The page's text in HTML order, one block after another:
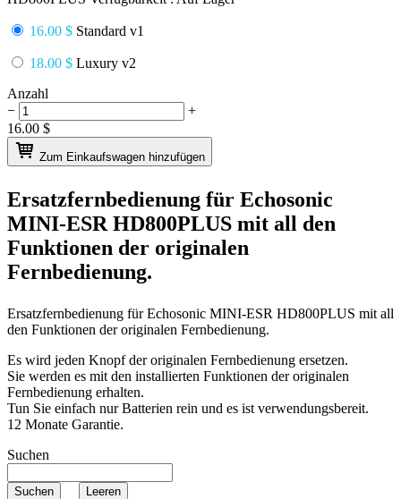
16.00 $ Standard v1
18.00 $ Luxury v2
Anzahl
−
+
16.00 $
Zum Einkaufswagen hinzufügen
Ersatzfernbedienung für Echosonic
MINI-ESR HD800PLUS mit all den
Funktionen der originalen
Fernbedienung.
Ersatzfernbedienung fürEchosonic MINI-ESR HD800PLUS mit all
den Funktionen der originalen Fernbedienung.
Es wird jeden Knopf der originalen Fernbedienung ersetzen.
Sie werden es mit den installierten Funktionen der originalen
Fernbedienung erhalten.
Tun Sie einfach nur Batterien rein und es ist verwendungsbereit.
12 Monate Garantie.
Suchen